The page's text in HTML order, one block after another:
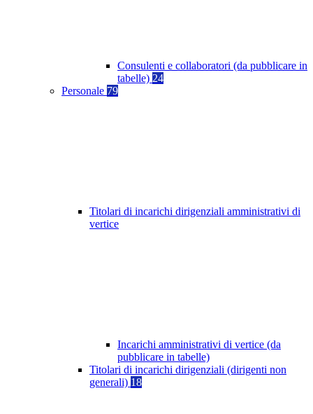
Consulenti e collaboratori (da pubblicare in
tabelle) 24
Personale 79
Titolari di incarichi dirigenziali amministrativi di
vertice
Incarichi amministrativi di vertice (da
pubblicare in tabelle)
Titolari di incarichi dirigenziali (dirigenti non
generali) 18